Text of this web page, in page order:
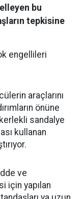
bu
tepkisine
engellileri
araçlarını
önüne
sandalye
kullanan
ve
için yapılan